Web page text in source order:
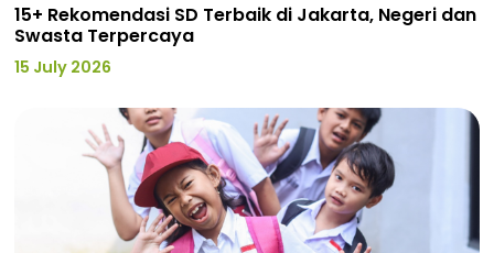
15+ Rekomendasi SD Terbaik di Jakarta, Negeri dan
Swasta Terpercaya
15 July 2026